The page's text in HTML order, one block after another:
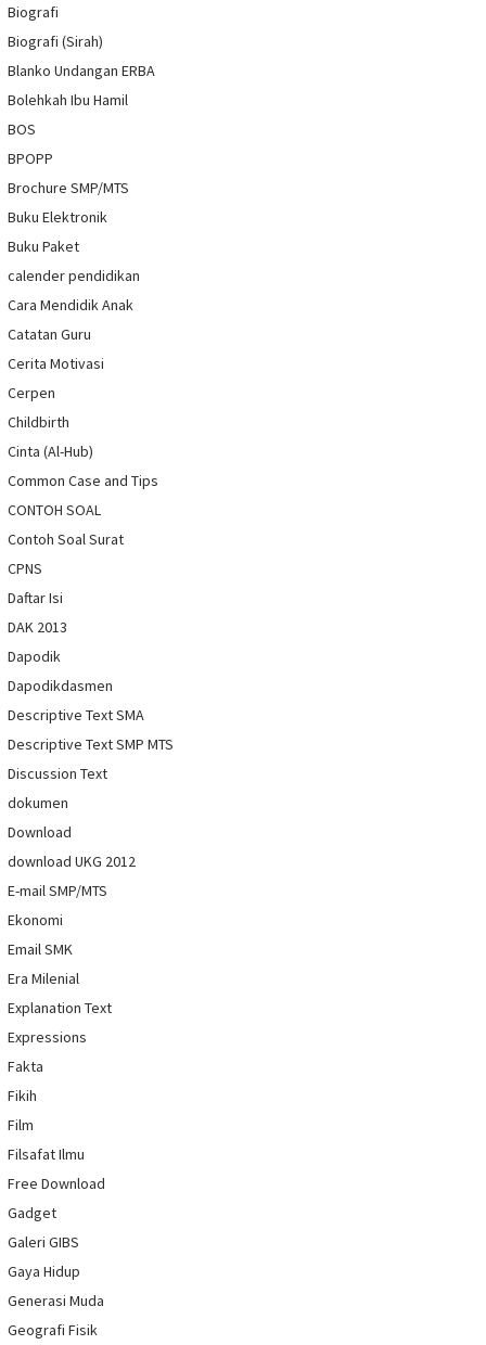
Biografi
Biografi (Sirah)
Blanko Undangan ERBA
Bolehkah Ibu Hamil
BOS
BPOPP
Brochure SMP/MTS
Buku Elektronik
Buku Paket
calender pendidikan
Cara Mendidik Anak
Catatan Guru
Cerita Motivasi
Cerpen
Childbirth
Cinta (Al-Hub)
Common Case and Tips
CONTOH SOAL
Contoh Soal Surat
CPNS
Daftar Isi
DAK 2013
Dapodik
Dapodikdasmen
Descriptive Text SMA
Descriptive Text SMP MTS
Discussion Text
dokumen
Download
download UKG 2012
E-mail SMP/MTS
Ekonomi
Email SMK
Era Milenial
Explanation Text
Expressions
Fakta
Fikih
Film
Filsafat Ilmu
Free Download
Gadget
Galeri GIBS
Gaya Hidup
Generasi Muda
Geografi Fisik